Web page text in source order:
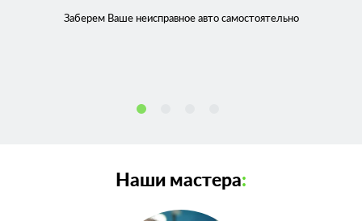
Заберем Ваше неисправноеавто самостоятельно
Наши мастера: